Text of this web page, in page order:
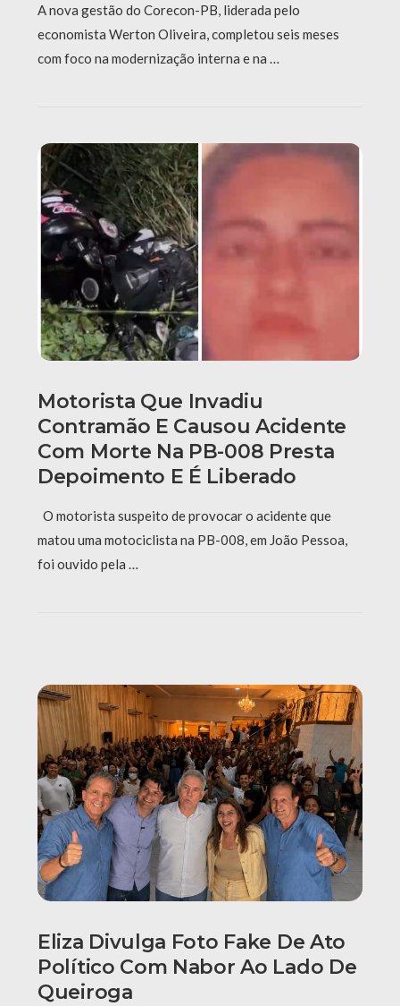
A nova gestão do Corecon-PB, liderada pelo
economista Werton Oliveira, completou seis meses
com foco na modernização interna e na …
Motorista Que Invadiu
Contramão E Causou Acidente
Com Morte Na PB-008 Presta
Depoimento E É Liberado
O motorista suspeito de provocar o acidente que
matou uma motociclista na PB-008, em João Pessoa,
foi ouvido pela …
Eliza Divulga Foto Fake De Ato
Político Com Nabor Ao Lado De
Queiroga